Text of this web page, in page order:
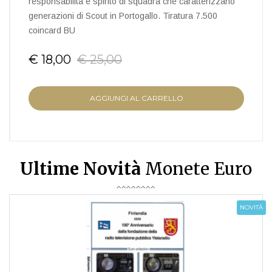
generazioni di Scout in Portogallo. Tiratura 7.500
coincard BU
€ 18,00 € 25,00
AGGIUNGI AL CARRELLO
Ultime Novità Monete Euro
NOVITÀ